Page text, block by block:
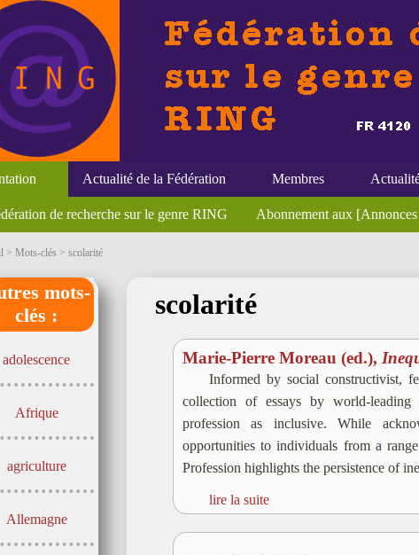
de recherche sur le genre RING Abonnement aux
Actualité de la Fédération Membres
> Mots-clés > scolarité
mots-
clés :
adolescence
Afrique
agriculture
Allemagne
scolarité
Marie-Pierre Moreau (ed.),
Informed by social constructivist,
collection of essays by world-
profession as inclusive. While
opportunities to individuals from a
Profession highlights the persistence of
lire la suite